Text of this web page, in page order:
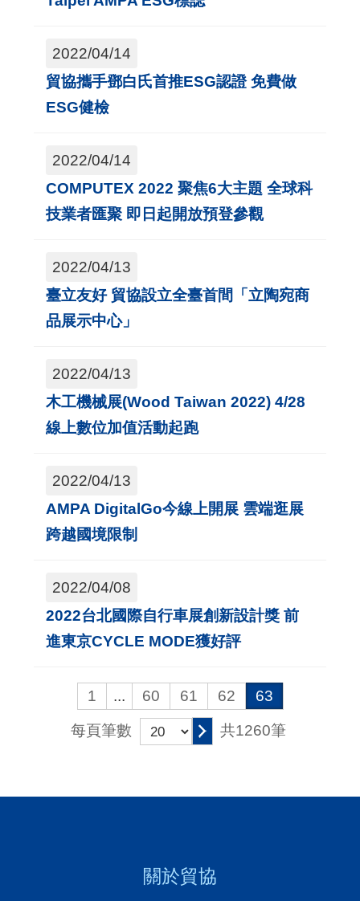
2022/04/14
貿協攜手鄧白氏首推ESG認證 免費做
ESG健檢
2022/04/14
COMPUTEX 2022 聚焦6大主題 全球科
技業者匯聚 即日起開放預登參觀
2022/04/13
臺立友好 貿協設立全臺首間「立陶宛商
品展示中心」
2022/04/13
木工機械展(Wood Taiwan 2022) 4/28
線上數位加值活動起跑
2022/04/13
AMPA DigitalGo今線上開展 雲端逛展
跨越國境限制
2022/04/08
2022台北國際自行車展創新設計獎 前
進東京CYCLE MODE獲好評
1 ... 60 61 62 63
每頁筆數 共1260筆
關於貿協